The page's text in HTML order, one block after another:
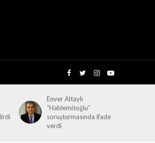
Enver Altaylı
“Hablemitoğlu”
soruşturmasında ifade
verdi